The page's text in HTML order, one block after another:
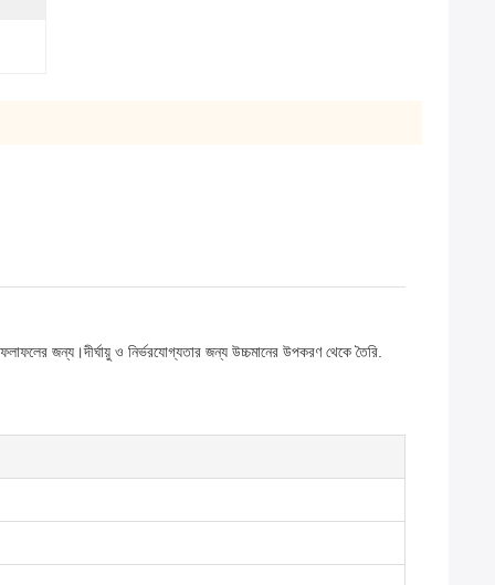
জন্য।দীর্ঘায়ু ও নির্ভরযোগ্যতার জন্য উচ্চমানের উপকরণ থেকে তৈরি.